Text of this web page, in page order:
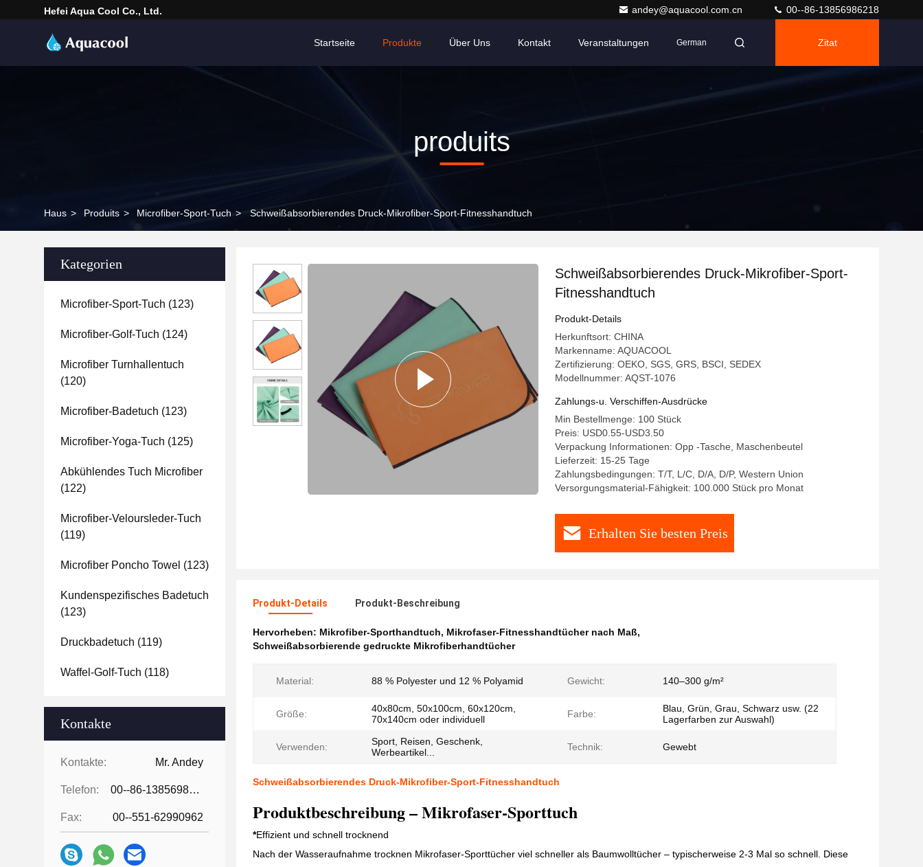
Hefei Aqua Cool Co., Ltd. andey@aquacool.com.cn 00--86-13856986218
Startseite Produkte Über Uns Kontakt Veranstaltungen German Zitat
produits
Haus > Produits > Microfiber-Sport-Tuch > Schweißabsorbierendes Druck-Mikrofiber-Sport-Fitnesshandtuch
Kategorien
Microfiber-Sport-Tuch (123)
Microfiber-Golf-Tuch (124)
Microfiber Turnhallentuch
(120)
Microfiber-Badetuch (123)
Microfiber-Yoga-Tuch (125)
Abkühlendes Tuch Microfiber
(122)
Microfiber-Veloursleder-Tuch
(119)
Microfiber Poncho Towel (123)
Kundenspezifisches Badetuch
(123)
Druckbadetuch (119)
Waffel-Golf-Tuch (118)
Kontakte
Kontakte: Mr. Andey
Telefon: 00--86-13856986218
Fax: 00--551-62990962
Schweißabsorbierendes Druck-Mikrofiber-Sport-
Fitnesshandtuch
Produkt-Details
Herkunftsort: CHINA
Markenname: AQUACOOL
Zertifizierung: OEKO, SGS, GRS, BSCI, SEDEX
Modellnummer: AQST-1076
Zahlungs-u. Verschiffen-Ausdrücke
Min Bestellmenge: 100 Stück
Preis: USD0.55-USD3.50
Verpackung Informationen: Opp -Tasche, Maschenbeutel
Lieferzeit: 15-25 Tage
Zahlungsbedingungen: T/T, L/C, D/A, D/P, Western Union
Versorgungsmaterial-Fähigkeit: 100.000 Stück pro Monat
Erhalten Sie besten Preis
Produkt-Details Produkt-Beschreibung
Hervorheben: Mikrofiber-Sporthandtuch, Mikrofaser-Fitnesshandtücher nach Maß,
Schweißabsorbierende gedruckte Mikrofiberhandtücher
Material: 88 % Polyester und 12 % Polyamid Gewicht: 140–300 g/m²
Größe:
40x80cm, 50x100cm, 60x120cm,
70x140cm oder individuell
Farbe:
Blau, Grün, Grau, Schwarz usw. (22
Lagerfarben zur Auswahl)
Verwenden:
Sport, Reisen, Geschenk,
Werbeartikel...
Technik: Gewebt
Schweißabsorbierendes Druck-Mikrofiber-Sport-Fitnesshandtuch
Produktbeschreibung – Mikrofaser-Sporttuch
*Effizient und schnell trocknend
Nach der Wasseraufnahme trocknen Mikrofaser-Sporttücher viel schneller als Baumwolltücher – typischerweise 2-3 Mal so schnell. Diese